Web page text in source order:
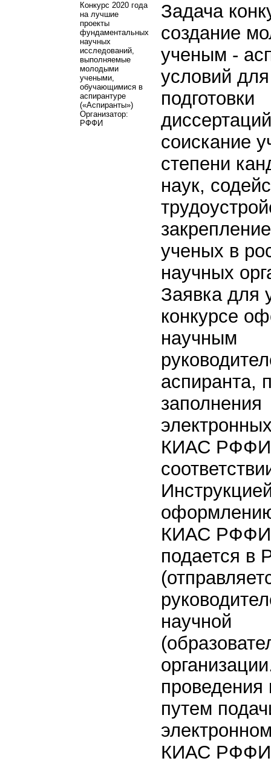
Конкурс 2020 года
на лучшие
проекты
фундаментальных
научных
исследований,
выполняемые
молодыми
учеными,
обучающимися в
аспирантуре
(«Аспиранты»)
Организатор:
РФФИ
Задача
создание
ученым -
условий для
подготовки
соискание
степени
наук,
ученых в
научных
Заявка для
конкурсе
научным
аспиранта,
заполнения
КИАС
КИАС
подается
научной
проведения
путем
КИАС